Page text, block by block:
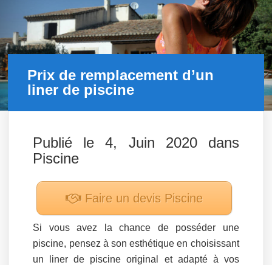
Prix de remplacement d’un
liner de piscine
Publié le 4, Juin 2020 dans
Piscine
Faire un devis Piscine
Si vous avez la chance de posséder une
piscine, pensez à son esthétique en choisissant
un liner de piscine original et adapté à vos